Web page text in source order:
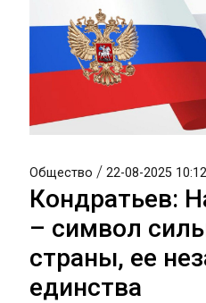
Общество / 22-08-2025 10:12
Кондратьев:
– символ
страны, ее
единства